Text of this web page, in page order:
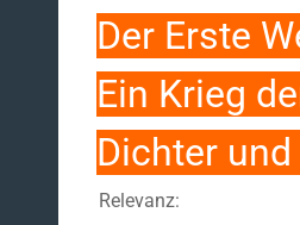
Der Erste
Ein Krieg
Dichter
Relevanz: